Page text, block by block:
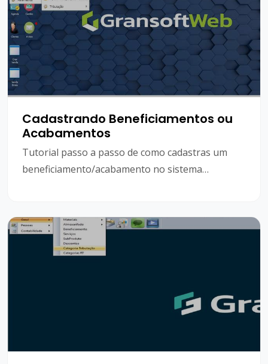
Cadastrando Beneficiamentos ou
Acabamentos
Tutorial passo a passo de como cadastras um
beneficiamento/acabamento no sistema